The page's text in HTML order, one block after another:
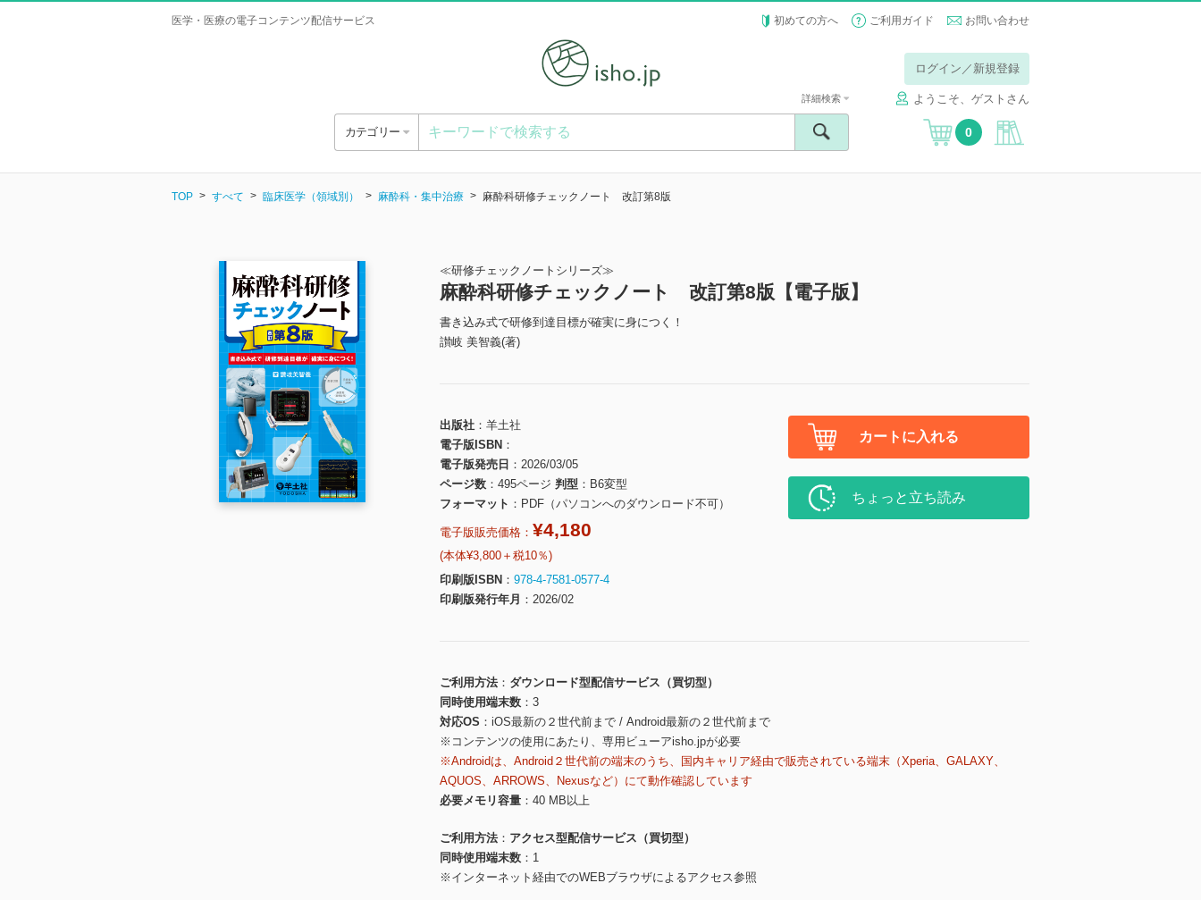
医学・医療の電子コンテンツ配信サービス 初めての方へ ご利用ガイド お問い合わせ
ログイン／新規登録
ようこそ、ゲストさん
カテゴリー
詳細検索
0
TOP すべて 臨床医学（領域別） 麻酔科・集中治療 麻酔科研修チェックノート 改訂第8版
≪研修チェックノートシリーズ≫
麻酔科研修チェックノート 改訂第8版【電子版】
書き込み式で研修到達目標が確実に身につく！
讃岐 美智義(著)
出版社
羊土社
電子版ISBN
電子版発売日
2026/03/05
ページ数
495ページ 判型
B6変型
フォーマット
PDF（パソコンへのダウンロード不可）
電子版販売価格： ¥4,180
(本体¥3,800＋税10％)
印刷版ISBN
978-4-7581-0577-4
印刷版発行年月
2026/02
カートに入れる
ちょっと立ち読み
ご利用方法
ダウンロード型配信サービス（買切型）
同時使用端末数
3
対応OS
iOS最新の２世代前まで / Android最新の２世代前まで
※コンテンツの使用にあたり、専用ビューアisho.jpが必要
※Androidは、Android２世代前の端末のうち、国内キャリア経由で販売されている端末（Xperia、GALAXY、
AQUOS、ARROWS、Nexusなど）にて動作確認しています
必要メモリ容量
40 MB以上
ご利用方法
アクセス型配信サービス（買切型）
同時使用端末数
1
※インターネット経由でのWEBブラウザによるアクセス参照